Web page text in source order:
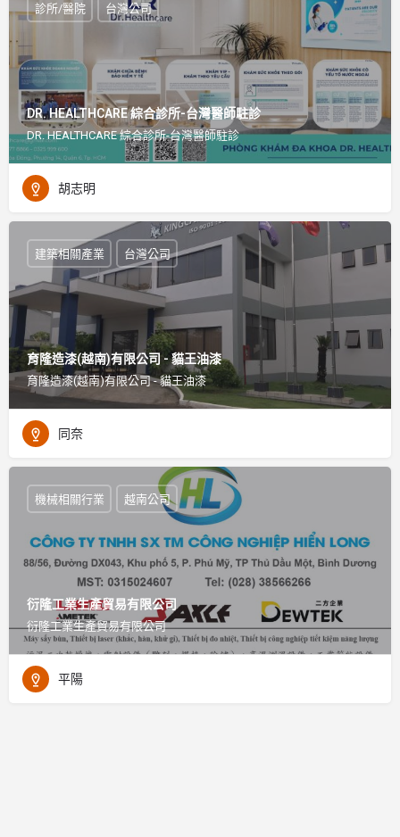
DR. HEALTHCARE 綜合診所-台灣醫師駐診
DR. HEALTHCARE 綜合診所-台灣醫師駐診
診所/醫院 台灣公司
胡志明
育隆造漆(越南)有限公司 - 貓王油漆
育隆造漆(越南)有限公司 - 貓王油漆
建築相關產業 台灣公司
同奈
衍隆工業生產貿易有限公司
衍隆工業生產貿易有限公司
機械相關行業 越南公司
平陽